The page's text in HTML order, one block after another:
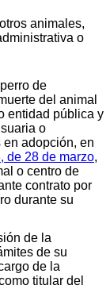
animales,
o
de
del animal
entidad pública y
o
adopción, en
de 28 de marzo,
o centro de
contrato por
durante su
de la
de su
de la
titular del